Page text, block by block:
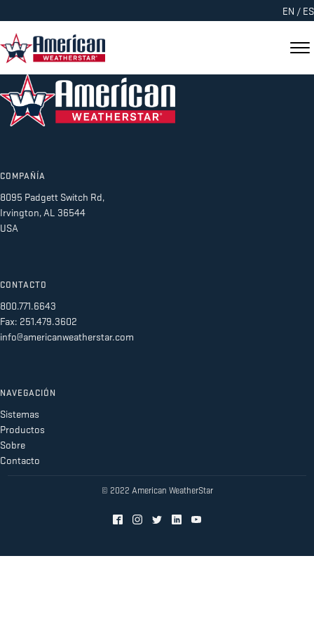
EN / ES
COMPAÑÍA
8095 Padgett Switch Rd,
Irvington, AL 36544
USA
CONTACTO
800.771.6643
Fax: 251.479.3602
info@americanweatherstar.com
NAVEGACIÓN
Sistemas
Productos
Sobre
Contacto
© 2022 American WeatherStar